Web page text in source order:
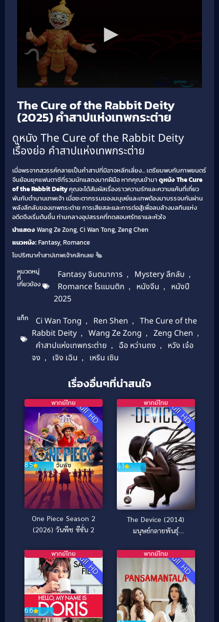
The Cure of the Rabbit Deity
(2025) คำสาปแห่งเทพกระต่าย
ดูหนัง The Cure of the Rabbit Deity
เรื่องย่อ คำสาปแห่งเทพกระต่าย
เมื่อพรจากสวรรค์กลายเป็นคำสาปที่มิอาจหลีกเลี่ยง… เตรียมพบกับภาพยนตร์
จีนย้อนยุคแฟนตาซีที่รวมนักแสดงมากฝีมือ หากคุณเข้ามา ดูหนัง The Cure
of the Rabbit Deityคุณจะได้สัมผัสเรื่องราวความรักและความแค้นที่เกี่ยว
พันกับตำนานเทพเจ้า เมื่อชะตากรรมของมนุษย์และเทพต้องมาบรรจบกันผ่าน
พลังลึกลับของเทพกระต่าย การเสียสละและการต่อสู้เพื่อลบล้างมลทินแห่ง
อดีตจึงเริ่มต้นขึ้น ท่ามกลางอุปสรรคที่ทดสอบศรัทธาและหัวใจ
นำแสดงWang Ze Zong, Ci Wan Tong, Zeng Chen
แนวหนัง:Fantasy, Romance
ไขปริศนาคำสาปเทพเจ้าคลิกเลย
หมวดหมู่
ที่
เกี่ยวข้อง
Fantasy จินตนาการ , Mystery ลึกลับ ,
Romance โรแมนติก , หนังจีน ,
หนังปี
2025
แท็ก Ci Wan Tong , Ren Shen ,
The Cure of the
Rabbit Deity , Wang Ze Zong , Zeng Chen ,
คำสาปแห่งเทพกระต่าย , ฉือ หว่านถง ,
หวัง เจ๋อ
จง , เจิง เฉิน , เหริน เซิน
เรื่องอื่นๆที่น่าสนใจ
Full HD
8.5
พากย์ไทย
One Piece Season 2
(2026) วันพีช ซีซั่น 2
Full HD
6.1
พากย์ไทย
The Device (2014)
มนุษย์กลายพันธุ์
Full HD
6.6
พากย์ไทย Full HD
พากย์ไทย